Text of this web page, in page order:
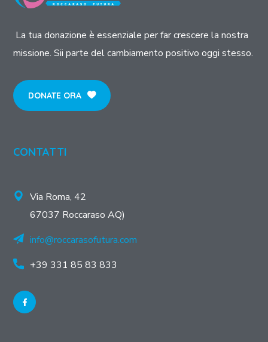
La tua donazione è essenziale per far crescere la nostra
missione. Sii parte del cambiamento positivo oggi stesso.
DONATE ORA
CONTATTI
Via Roma, 42
67037 Roccaraso AQ)
info@roccarasofutura.com
+39 331 85 83 833